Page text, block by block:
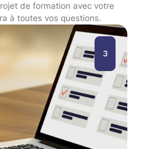
de formation avec votre
à toutes vos questions.
3